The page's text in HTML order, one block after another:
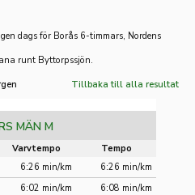
dags för Borås 6-timmars, Nordens
runt Byttorpssjön.
Tillbaka till alla resultat
MÄN M
Varvtempo
Tempo
6:26 min/km
6:26 min/km
6:02 min/km
6:08 min/km